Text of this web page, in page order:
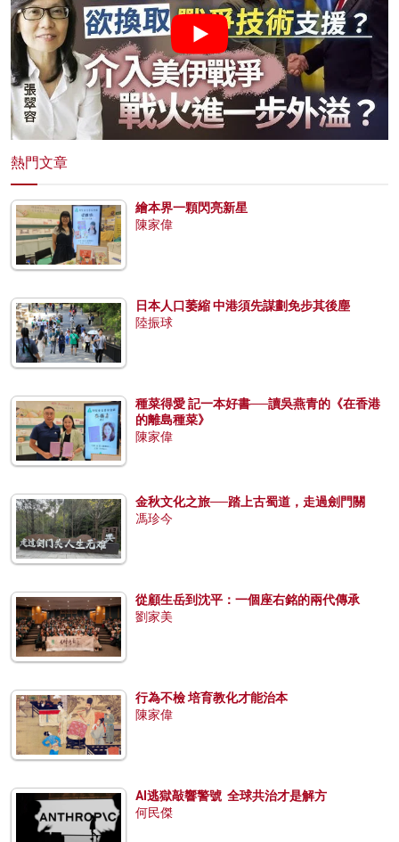
熱門文章
繪本界一顆閃亮新星
陳家偉
日本人口萎縮 中港須先謀劃免步其後塵
陸振球
種菜得愛 記一本好書──讀吳燕青的《在香港
的離島種菜》
陳家偉
金秋文化之旅──踏上古蜀道，走過劍門關
馮珍今
從顧生岳到沈平：一個座右銘的兩代傳承
劉家美
行為不檢 培育教化才能治本
陳家偉
AI逃獄敲響警號 全球共治才是解方
何民傑